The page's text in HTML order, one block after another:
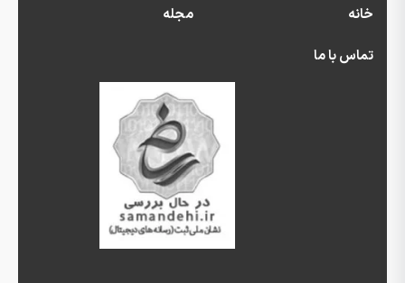
خانه
مجله
تماس با ما